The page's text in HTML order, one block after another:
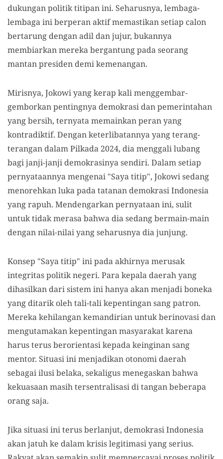
dukungan politik titipan ini. Seharusnya, lembaga-
lembaga ini berperan aktif memastikan setiap calon
bertarung dengan adil dan jujur, bukannya
membiarkan mereka bergantung pada seorang
mantan presiden demi kemenangan.
Mirisnya, Jokowi yang kerap kali menggembar-
gemborkan pentingnya demokrasi dan pemerintahan
yang bersih, ternyata memainkan peran yang
kontradiktif. Dengan keterlibatannya yang terang-
terangan dalam Pilkada 2024, dia menggali lubang
bagi janji-janji demokrasinya sendiri. Dalam setiap
pernyataannya mengenai "Saya titip", Jokowi sedang
menorehkan luka pada tatanan demokrasi Indonesia
yang rapuh. Mendengarkan pernyataan ini, sulit
untuk tidak merasa bahwa dia sedang bermain-main
dengan nilai-nilai yang seharusnya dia junjung.
Konsep "Saya titip" ini pada akhirnya merusak
integritas politik negeri. Para kepala daerah yang
dihasilkan dari sistem ini hanya akan menjadi boneka
yang ditarik oleh tali-tali kepentingan sang patron.
Mereka kehilangan kemandirian untuk berinovasi dan
mengutamakan kepentingan masyarakat karena
harus terus berorientasi kepada keinginan sang
mentor. Situasi ini menjadikan otonomi daerah
sebagai ilusi belaka, sekaligus menegaskan bahwa
kekuasaan masih tersentralisasi di tangan beberapa
orang saja.
Jika situasi ini terus berlanjut, demokrasi Indonesia
akan jatuh ke dalam krisis legitimasi yang serius.